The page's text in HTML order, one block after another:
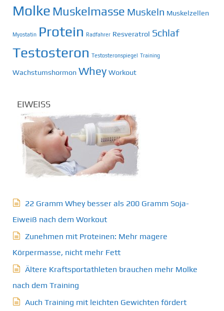
Molke Muskelmasse Muskeln Muskelzellen
Myostatin Protein Radfahrer Resveratrol Schlaf
Testosteron Testosteronspiegel Training
Wachstumshormon Whey Workout
EIWEISS
22 Gramm Whey besser als 200 Gramm Soja-
Eiweiß nach dem Workout
Zunehmen mit Proteinen: Mehr magere
Körpermasse, nicht mehr Fett
Ältere Kraftsportathleten brauchen mehr Molke
nach dem Training
Auch Training mit leichten Gewichten fördert